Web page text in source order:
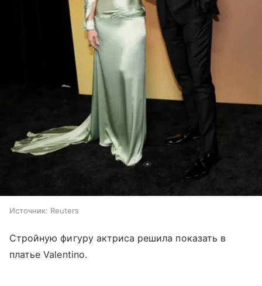
Источник: Reuters
Стройную фигуру актриса решила показать в
платье Valentino.